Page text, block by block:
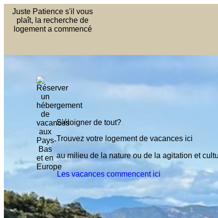
Juste Patience s'il vous
plaît, la recherche de
logement a commencé
Les vacances commencent ici
S'éloigner de tout?
Trouvez votre logement de vacances ici
au milieu de la nature ou de laagitation et